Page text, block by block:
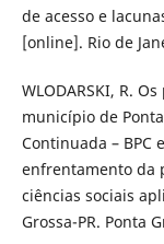
de acesso e
[online]. Rio de
WLODARSKI, R.
município de
Continuada – BPC
enfrentamento da
ciências sociais
Grossa-PR. Ponta